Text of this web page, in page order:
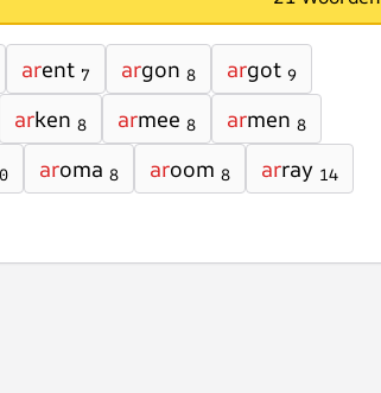
arent 7 argon 8 argot 9
arken 8 armee 8 armen 8
aroma 8 aroom 8 array 14